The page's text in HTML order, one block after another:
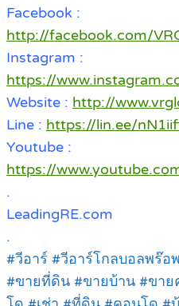
Facebook :
http://facebook.com/
Instagram :
https://
Website : http://
Line : https://lin.ee/
Youtube :
https://
.
LeadingRE.com
.
#วีอาร์ #วีอาร์โกลบอลพร๊อ
#ขายที่ดิน #ขายบ้าน #ขาย